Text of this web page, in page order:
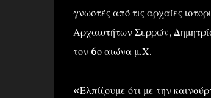
γνωστές από τις αρχαίες
Αρχαιοτήτων Σερρών,
τον 6ο αιώνα μ.Χ.
«Ελπίζουμε ότι με την